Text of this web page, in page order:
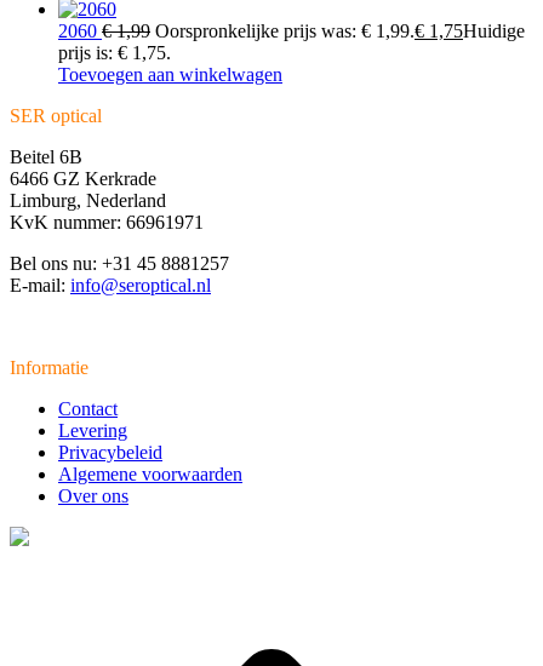
2060 €1,99 Oorspronkelijke prijs was: € 1,99.€ 1,75Huidige
prijs is: € 1,75.
Toevoegen aan winkelwagen
SER optical
Beitel 6B
6466 GZ Kerkrade
Limburg, Nederland
KvK nummer: 66961971
Bel ons nu: +31 45 8881257
E-mail: info@seroptical.nl
Informatie
Contact
Levering
Privacybeleid
Algemene voorwaarden
Over ons